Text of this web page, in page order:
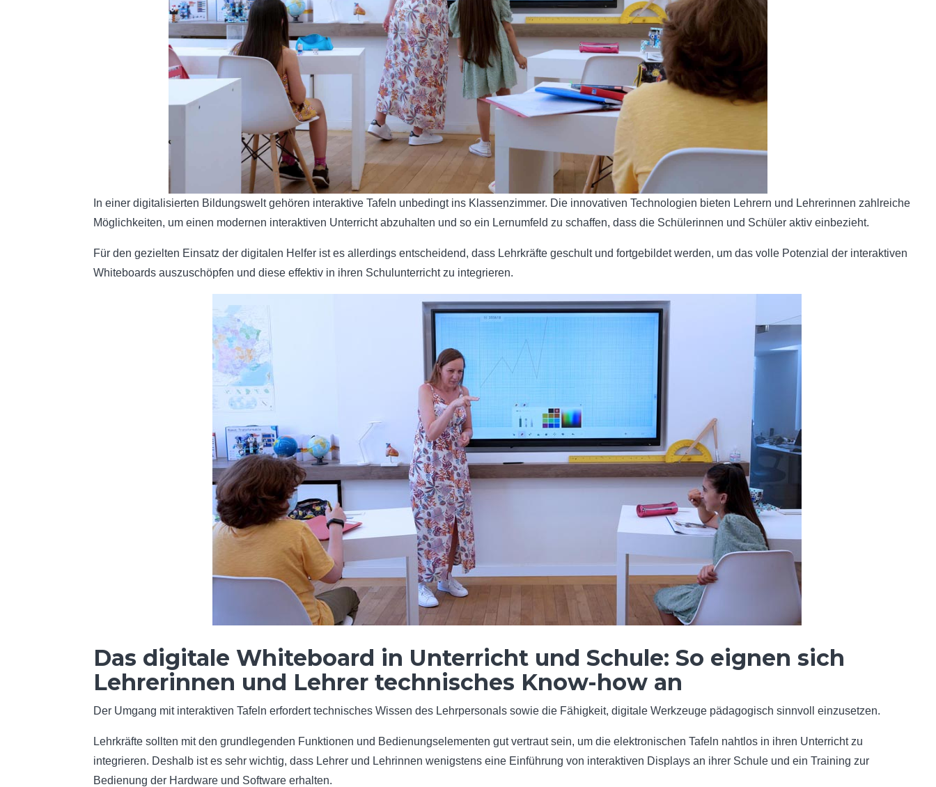
In einer digitalisierten Bildungswelt gehören interaktive Tafeln unbedingt ins Klassenzimmer. Die innovativen Technologien bieten Lehrern und Lehrerinnen zahlreiche
Möglichkeiten, um einen modernen interaktiven Unterricht abzuhalten und so ein Lernumfeld zu schaffen, dass die Schülerinnen und Schüler aktiv einbezieht.
Für den gezielten Einsatz der digitalen Helfer ist es allerdings entscheidend, dass Lehrkräfte geschult und fortgebildet werden, um das volle Potenzial der interaktiven
Whiteboards auszuschöpfen und diese effektiv in ihren Schulunterricht zu integrieren.
Das digitale Whiteboard in Unterricht und Schule: So eignen sich
Lehrerinnen und Lehrer technisches Know-how an
Der Umgang mit interaktiven Tafeln erfordert technisches Wissen des Lehrpersonals sowie die Fähigkeit, digitale Werkzeuge pädagogisch sinnvoll einzusetzen.
Lehrkräfte sollten mit den grundlegenden Funktionen und Bedienungselementen gut vertraut sein, um die elektronischen Tafeln nahtlos in ihren Unterricht zu
integrieren. Deshalb ist es sehr wichtig, dass Lehrer und Lehrinnen wenigstens eine Einführung von interaktiven Displays an ihrer Schule und ein Training zur
Bedienung der Hardware und Software erhalten.